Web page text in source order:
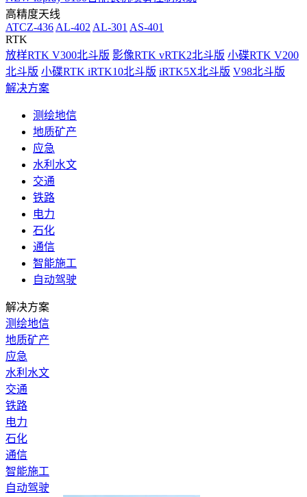
高精度天线
ATCZ-436 AL-402 AL-301 AS-401
RTK
放样RTK V300北斗版 影像RTK vRTK2北斗版 小碟RTK V200
北斗版 小碟RTK iRTK10北斗版 iRTK5X北斗版 V98北斗版
解决方案
测绘地信
地质矿产
应急
水利水文
交通
铁路
电力
石化
通信
智能施工
自动驾驶
解决方案
测绘地信
地质矿产
应急
水利水文
交通
铁路
电力
石化
通信
智能施工
自动驾驶